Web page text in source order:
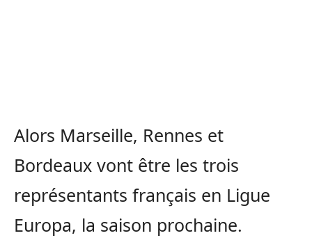
Alors Marseille, Rennes et
Bordeaux vont être les trois
représentants français en Ligue
Europa, la saison prochaine.